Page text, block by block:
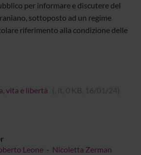
per informare e discutere del
sottoposto ad un regime
riferimento alla condizione delle
vita e libertà
Leone - Nicoletta Zerman